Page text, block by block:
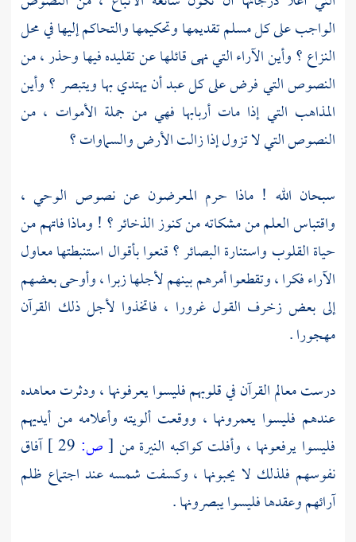
الواجب على كل مسلم تقديمها وتحكيمها والتحاكم إليها في محل
النزاع ؟ وأين الآراء التي نهى قائلها عن تقليده فيها وحذر ، من
النصوص التي فرض على كل عبد أن يهتدي بها ويتبصر ؟ وأين
المذاهب التي إذا مات أربابها فهي من جملة الأموات ، من
النصوص التي لا تزول إذا زالت الأرض والسماوات ؟
سبحان الله ! ماذا حرم المعرضون عن نصوص الوحي ،
واقتباس العلم من مشكاته من كنوز الذخائر ؟ ! وماذا فاتهم من
حياة القلوب واستنارة البصائر ؟ قنعوا بأقوال استنبطتها معاول
الآراء فكرا ، وتقطعوا أمرهم بينهم لأجلها زبرا ، وأوحى بعضهم
إلى بعض زخرف القول غرورا ، فاتخذوا لأجل ذلك القرآن
مهجورا .
درست معالم القرآن في قلوبهم فليسوا يعرفونها ، ودثرت معاهده
عندهم فليسوا يعمرونها ، ووقعت ألويته وأعلامه من أيديهم
فليسوا يرفعونها ، وأفلت كواكبه النيرة من [ص:
آفاق
نفوسهم فلذلك لا يحبونها ، وكسفت شمسه عند اجتماع ظلم
آرائهم وعقدها فليسوا يبصرونها .